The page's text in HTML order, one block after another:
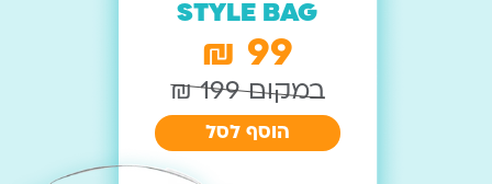
STYLE BAG
99 ₪
במקום 199 ₪
המחיר המקורי
המחיר הנוכחי
הוסף לסל